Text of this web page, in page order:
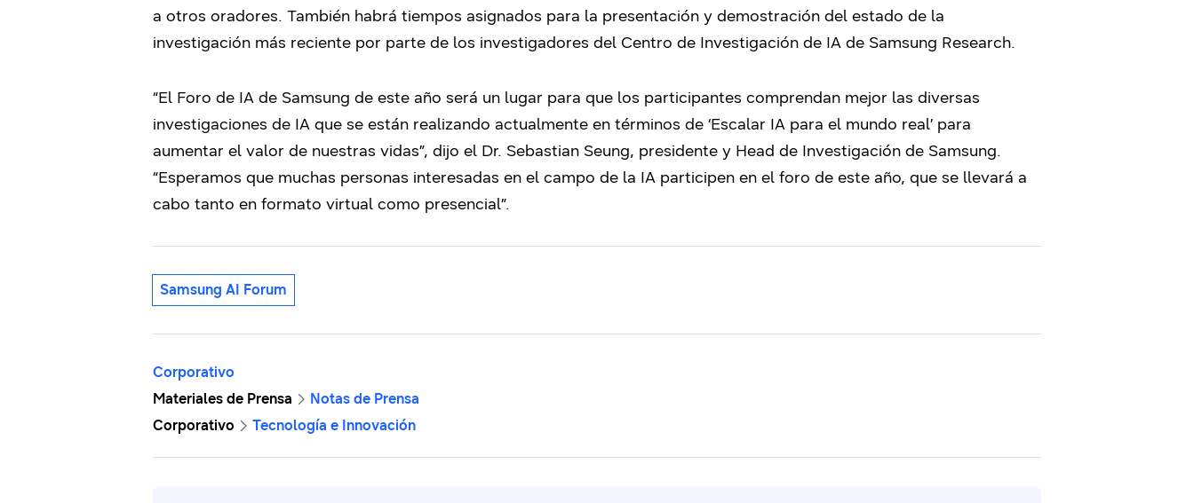
a otros oradores. También habrá tiempos asignados para la presentación y demostración del estado de la
investigación más reciente por parte de los investigadores del Centro de Investigación de IA de Samsung Research.
“El Foro de IA de Samsung de este año será un lugar para que los participantes comprendan mejor las diversas
investigaciones de IA que se están realizando actualmente en términos de ‘Escalar IA para el mundo real’ para
aumentar el valor de nuestras vidas”, dijo el Dr. Sebastian Seung, presidente y Head de Investigación de Samsung.
“Esperamos que muchas personas interesadas en el campo de la IA participen en el foro de este año, que se llevará a
cabo tanto en formato virtual como presencial”.
Samsung AI Forum
Corporativo
Materiales de Prensa
Notas de Prensa
Corporativo
Tecnología e Innovación